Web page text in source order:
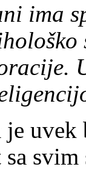
ima
uvek
sa